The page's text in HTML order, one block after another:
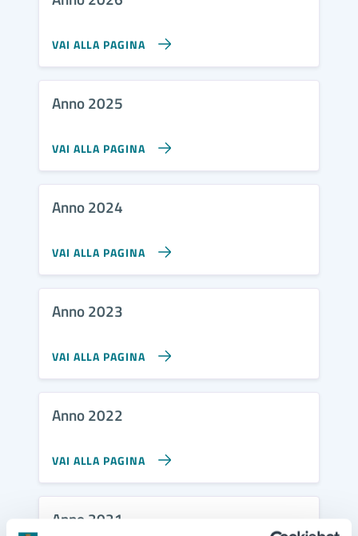
VAI ALLA PAGINA
Anno 2025
VAI ALLA PAGINA
Anno 2024
VAI ALLA PAGINA
Anno 2023
VAI ALLA PAGINA
Anno 2022
VAI ALLA PAGINA
Anno 2021